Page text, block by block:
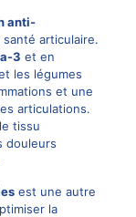
anti-
articulaire.
3 et en
les légumes
et une
articulations.
tissu
douleurs
est une autre
la